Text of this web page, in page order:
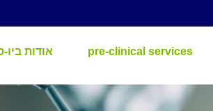
pre-clinical services
אודות